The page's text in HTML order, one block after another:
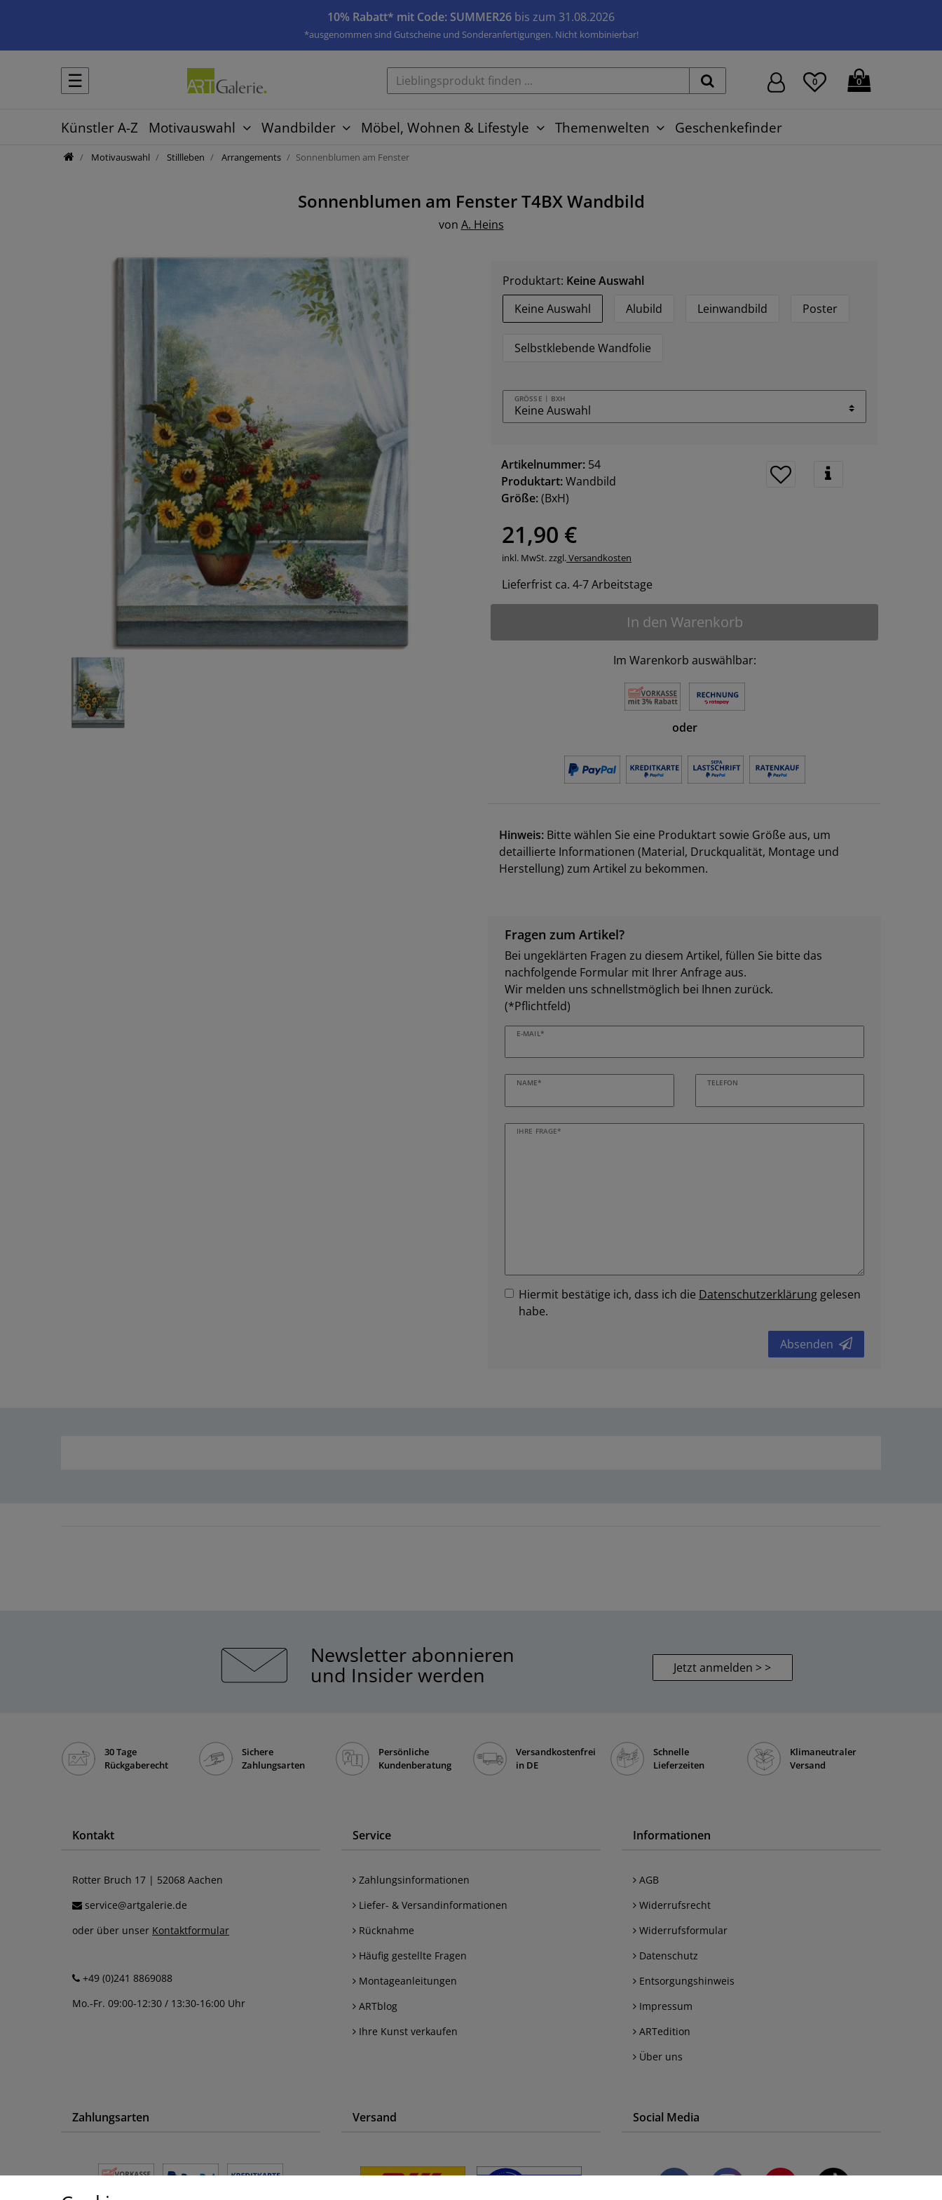
10% Rabatt* mit Code: SUMMER26 bis zum 31.08.2026
*ausgenommen sind Gutscheine und Sonderanfertigungen. Nicht kombinierbar!
☰ 0 0
Künstler A-Z Motivauswahl Wandbilder Möbel, Wohnen & Lifestyle Themenwelten Geschenkefinder
Motivauswahl Stillleben Arrangements Sonnenblumen am Fenster
Sonnenblumen am Fenster T4BXWandbild
von A. Heins
Produktart: Keine Auswahl
Keine Auswahl
Alubild Leinwandbild Poster
Selbstklebende Wandfolie
GRÖSSE | BXH
Artikelnummer: 54
Produktart:Wandbild
Größe:(BxH)
21,90 €
inkl. MwSt. zzgl. Versandkosten
Lieferfrist ca. 4-7 Arbeitstage
In den Warenkorb
Im Warenkorb auswählbar:
oder
Hinweis: Bitte wählen Sie eine Produktart sowie Größe aus, um
detaillierte Informationen (Material, Druckqualität, Montage und
Herstellung) zum Artikel zu bekommen.
Fragen zum Artikel?
Bei ungeklärten Fragen zu diesem Artikel, füllen Sie bitte das
nachfolgende Formular mit Ihrer Anfrage aus.
Wir melden uns schnellstmöglich bei Ihnen zurück.
(*Pflichtfeld)
E-MAIL*
NAME* TELEFON
IHRE FRAGE*
Hiermit bestätige ich, dass ich die Daten­schutz­erklärung gelesen
habe.
Absenden
Newsletter abonnieren
und Insider werden Jetzt anmelden > >
30 Tage
Rückgaberecht
Sichere
Zahlungsarten
Persönliche
Kundenberatung
Versandkostenfrei
in DE
Schnelle
Lieferzeiten
Klimaneutraler
Versand
Kontakt
Rotter Bruch 17 | 52068 Aachen
service@artgalerie.de
oder über unser Kontaktformular
+49 (0)241 8869088
Mo.-Fr. 09:00-12:30 / 13:30-16:00 Uhr
Service
Zahlungsinformationen
Liefer- & Versandinformationen
Rücknahme
Häufig gestellte Fragen
Montageanleitungen
ARTblog
Ihre Kunst verkaufen
Informationen
AGB
Widerrufsrecht
Widerrufsformular
Datenschutz
Entsorgungshinweis
Impressum
ARTedition
Über uns
Zahlungsarten Versand Social Media